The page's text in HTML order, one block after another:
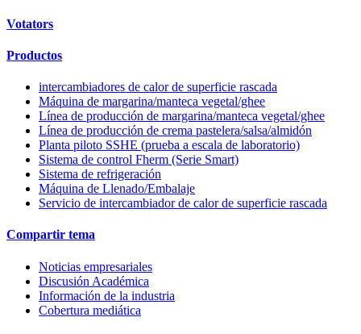
Votators
Productos
intercambiadores de calor de superficie rascada
Máquina de margarina/manteca vegetal/ghee
Línea de producción de margarina/manteca vegetal/ghee
Línea de producción de crema pastelera/salsa/almidón
Planta piloto SSHE (prueba a escala de laboratorio)
Sistema de control Fherm (Serie Smart)
Sistema de refrigeración
Máquina de Llenado/Embalaje
Servicio de intercambiador de calor de superficie rascada
Compartir tema
Noticias empresariales
Discusión Académica
Información de la industria
Cobertura mediática